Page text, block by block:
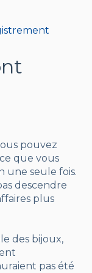
pouvez
que vous
une seule fois.
descendre
plus
des bijoux,
pas été